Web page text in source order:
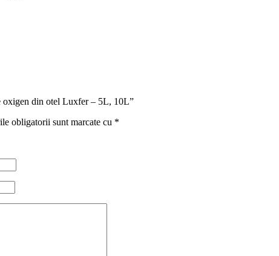
oxigen din otel Luxfer – 5L, 10L”
obligatorii sunt marcate cu *